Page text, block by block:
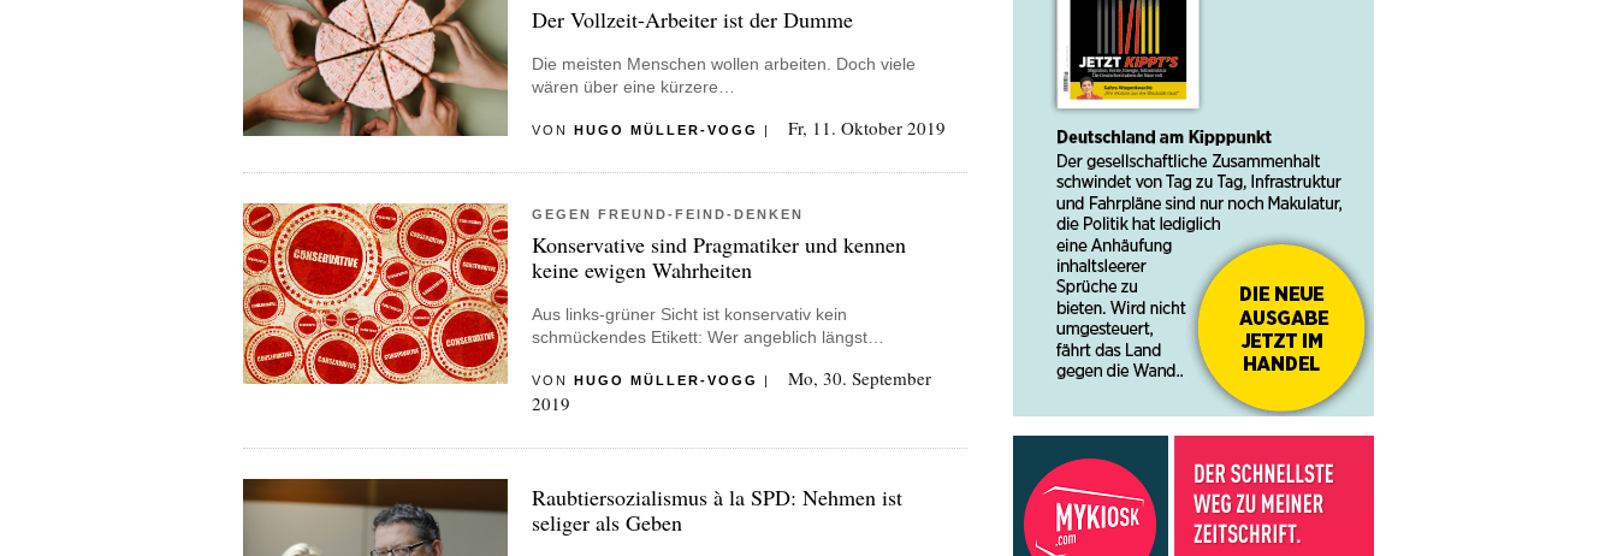
Der Vollzeit-Arbeiter ist der Dumme
Die meisten Menschen wollen arbeiten. Doch viele
wären über eine kürzere…
VON HUGO MÜLLER-VOGG | Fr, 11. Oktober 2019
GEGEN FREUND-FEIND-DENKEN
Konservative sind Pragmatiker und kennen
keine ewigen Wahrheiten
Aus links-grüner Sicht ist konservativ kein
schmückendes Etikett: Wer angeblich längst…
VON HUGO MÜLLER-VOGG |
Mo, 30. September
2019
Raubtiersozialismus à la SPD: Nehmen ist
seliger als Geben